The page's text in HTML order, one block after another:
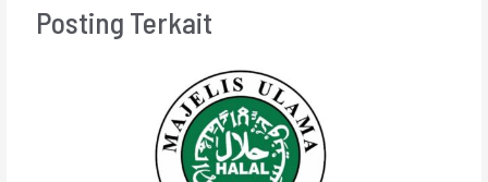
Posting Terkait